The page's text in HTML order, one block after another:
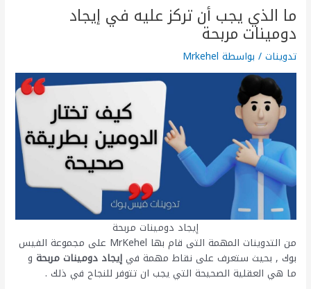
ما الذي يجب أن تركز عليه في إيجاد
دومينات مربحة
تدوينات/ بواسطة Mrkehel
إيجاد دومينات مربحة
من التدوينات المهمة التى قام بها MrKehel على مجموعة الفيس
بوك , بحيث ستعرف على نقاط مهمة فيإيجاد دومينات مربحة و
ما هي العقلية الصحيحة التي يجب ان تتوفر للنجاح في ذلك .